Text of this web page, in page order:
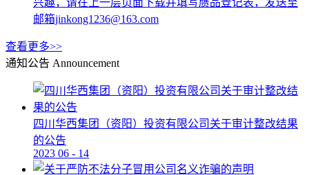
邮箱jinkong1236@163.com
查看更多>>
通知公告 Announcement
四川华西集团（资阳）投资有限公司关于审计整改结果
的公告
2023 06 - 14